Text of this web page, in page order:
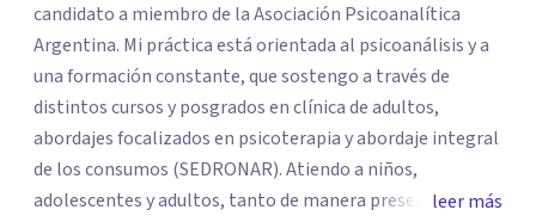
candidato a miembro de la Asociación Psicoanalítica
Argentina. Mi práctica está orientada al psicoanálisis y a
una formación constante, que sostengo a través de
distintos cursos y posgrados en clínica de adultos,
abordajes focalizados en psicoterapia y abordaje integral
de los consumos (SEDRONAR). Atiendo a niños,
adolescentes y adultos, tanto de manera presencialleer más